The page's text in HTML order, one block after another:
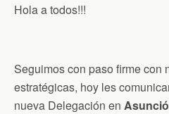
Hola a todos!!!
Seguimos con paso firme con
estratégicas, hoy les
nueva Delegación en